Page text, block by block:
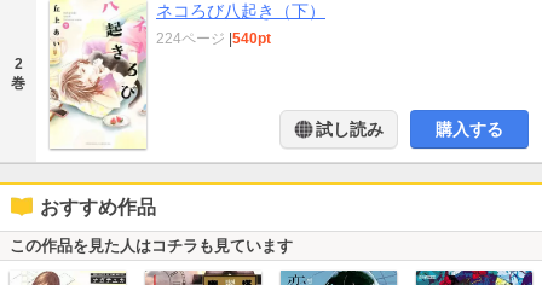
2
巻
ネコろび八起き（下）
224ページ 540pt
試し読み 購入する
おすすめ作品
この作品を見た人はコチラも見ています